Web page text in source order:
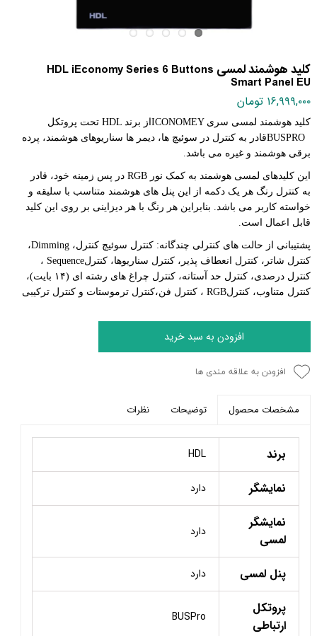
کلید هوشمند لمسی HDL iEconomy Series 6 Buttons
Smart Panel EU
۱۶,۹۹۹,۰۰۰ تومان
کلید هوشمند لمسی سری ICONOMEY از برند HDL تحت پروتکل
BUSPROقادر به کنترل در سوئیچ ها، دیمر ها سناریوهای هوشمند، پرده
برقی هوشمند و غیره می باشد.
این کلیدهای لمسی هوشمند به کمک نور RGB در پس زمینه خود، قادر
به کنترل رنگ هر یک دکمه از این پنل های هوشمند متناسب با سلیقه و
خواسته کاربر می باشد. بنابراین هر رنگ با هر دیزاینی بر روی این کلید
قابل اعمال است.
پشتیبانی از حالت های کنترلی چندگانه: کنترل سوئیچ کنترل، Dimming،
کنترل شاتر، کنترل انعطاف پذیر، کنترل سناریوها، کنترلSequence ،
کنترل درصدی، کنترل حد آستانه، کنترل چراغ های رشته ای (۱۴ بایت)،
کنترل متناوب، کنترلRGB ، کنترل فن،کنترل ترموستات و کنترل ترکیبی
افزودن به سبد خرید
افزودن به علاقه مندی ها
مشخصات محصول توضیحات نظرات
برند HDL
نمایشگر دارد
نمایشگر
لمسی
دارد
پنل لمسی دارد
پروتکل
ارتباطی
BUSPro